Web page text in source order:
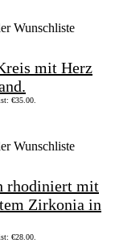
Wunschliste
mit Herz
€35.00.
Wunschliste
rhodiniert mit
Zirkonia in
€28.00.